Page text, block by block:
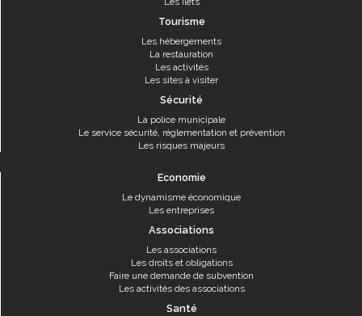
Tourisme
Les hébergements
La restauration
Les activités
Les sites à visiter
Sécurité
La police municipale
Le service sécurité, réglementation et prévention
Les risques majeurs
Economie
Le dynamisme économique
Les entreprises
Associations
Les associations
Les droits et obligations
Faire une demande de subvention
Les activités des associations
Santé